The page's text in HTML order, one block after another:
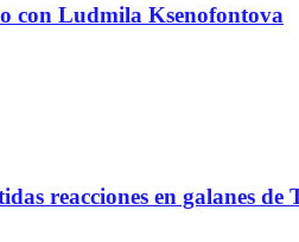
con Ludmila Ksenofontova
reacciones en galanes de